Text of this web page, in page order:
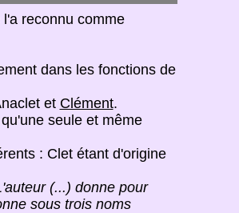
reconnu comme
dans les fonctions de
et Clément.
seule et même
: Clet étant d'origine
(...) donne pour
sous trois noms